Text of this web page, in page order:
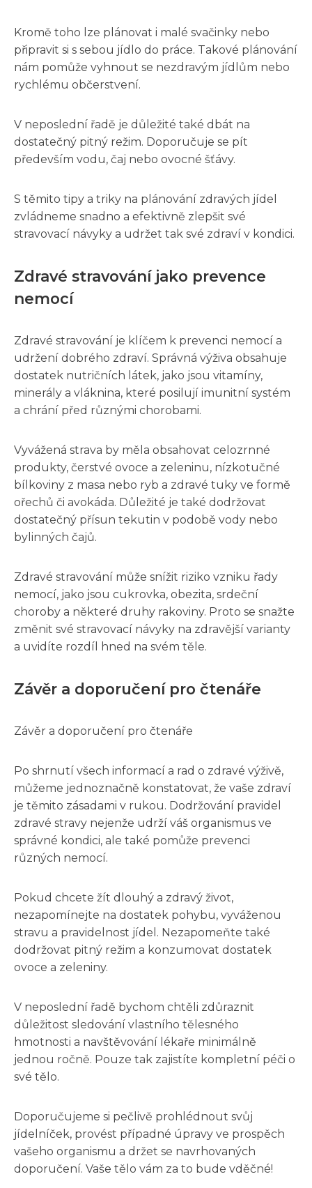
Kromě toho lze plánovat i malé svačinky nebo
připravit si s sebou jídlo do práce. Takové plánování
nám pomůže vyhnout se nezdravým jídlům nebo
rychlému občerstvení.
V neposlední řadě je důležité také dbát na
dostatečný pitný režim. Doporučuje se pít
především vodu, čaj nebo ovocné šťávy.
S těmito tipy a triky na plánování zdravých jídel
zvládneme snadno a efektivně zlepšit své
stravovací návyky a udržet tak své zdraví v kondici.
Zdravé stravování jako prevence
nemocí
Zdravé stravování je klíčem k prevenci nemocí a
udržení dobrého zdraví. Správná výživa obsahuje
dostatek nutričních látek, jako jsou vitamíny,
minerály a vláknina, které posilují imunitní systém
a chrání před různými chorobami.
Vyvážená strava by měla obsahovat celozrnné
produkty, čerstvé ovoce a zeleninu, nízkotučné
bílkoviny z masa nebo ryb a zdravé tuky ve formě
ořechů či avokáda. Důležité je také dodržovat
dostatečný přísun tekutin v podobě vody nebo
bylinných čajů.
Zdravé stravování může snížit riziko vzniku řady
nemocí, jako jsou cukrovka, obezita, srdeční
choroby a některé druhy rakoviny. Proto se snažte
změnit své stravovací návyky na zdravější varianty
a uvidíte rozdíl hned na svém těle.
Závěr a doporučení pro čtenáře
Závěr a doporučení pro čtenáře
Po shrnutí všech informací a rad o zdravé výživě,
můžeme jednoznačně konstatovat, že vaše zdraví
je těmito zásadami v rukou. Dodržování pravidel
zdravé stravy nejenže udrží váš organismus ve
správné kondici, ale také pomůže prevenci
různých nemocí.
Pokud chcete žít dlouhý a zdravý život,
nezapomínejte na dostatek pohybu, vyváženou
stravu a pravidelnost jídel. Nezapomeňte také
dodržovat pitný režim a konzumovat dostatek
ovoce a zeleniny.
V neposlední řadě bychom chtěli zdůraznit
důležitost sledování vlastního tělesného
hmotnosti a navštěvování lékaře minimálně
jednou ročně. Pouze tak zajistíte kompletní péči o
své tělo.
Doporučujeme si pečlivě prohlédnout svůj
jídelníček, provést případné úpravy ve prospěch
vašeho organismu a držet se navrhovaných
doporučení. Vaše tělo vám za to bude vděčné!